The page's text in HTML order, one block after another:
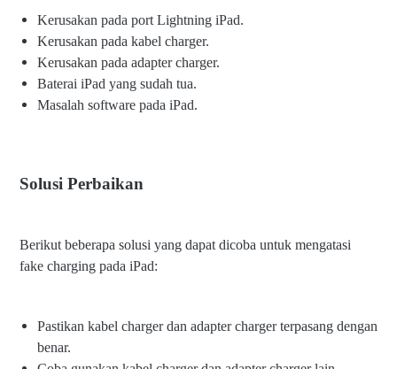
Kerusakan pada port Lightning iPad.
Kerusakan pada kabel charger.
Kerusakan pada adapter charger.
Baterai iPad yang sudah tua.
Masalah software pada iPad.
Solusi Perbaikan
Berikut beberapa solusi yang dapat dicoba untuk mengatasi
fake charging pada iPad:
Pastikan kabel charger dan adapter charger terpasang dengan
benar.